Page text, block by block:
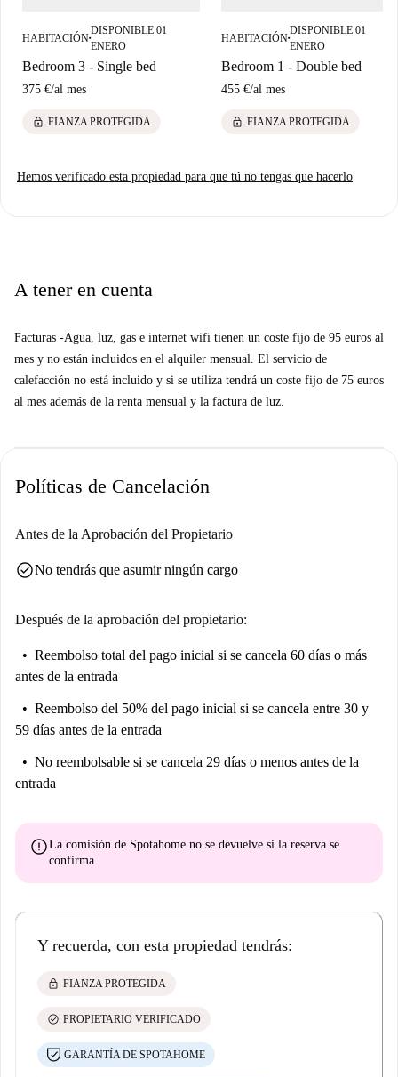
HABITACIÓN■
DISPONIBLE 01
ENERO
Bedroom 3 - Single bed
375 €/al mes
lock FIANZA PROTEGIDA
HABITACIÓN■
DISPONIBLE 01
ENERO
Bedroom 1 - Double bed
455 €/al mes
lock FIANZA PROTEGIDA
Hemos verificado esta propiedad para que tú no tengas que hacerlo
A tener en cuenta
Facturas -Agua, luz, gas e internet wifi tienen un coste fijo de 95 euros al
mes y no están incluidos en el alquiler mensual. El servicio de
calefacción no está incluido y si se utiliza tendrá un coste fijo de 75 euros
al mes además de la renta mensual y la factura de luz.
Políticas de Cancelación
Antes de la Aprobación del Propietario
check_circleNo tendrás que asumir ningún cargo
Después de la aprobación del propietario:
Reembolso total del pago inicial si se cancela 60 días o más
antes de la entrada
Reembolso del 50% del pago inicial si se cancela entre 30 y
59 días antes de la entrada
No reembolsable si se cancela 29 días o menos antes de la
entrada
errorLa comisión de Spotahome no se devuelve si la reserva se
confirma
Y recuerda, con esta propiedad tendrás:
lock FIANZA PROTEGIDA
check_circle PROPIETARIO VERIFICADO
GARANTÍA DE SPOTAHOME